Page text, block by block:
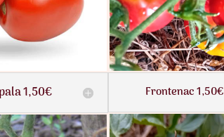
1,50€ Frontenac 1,50€